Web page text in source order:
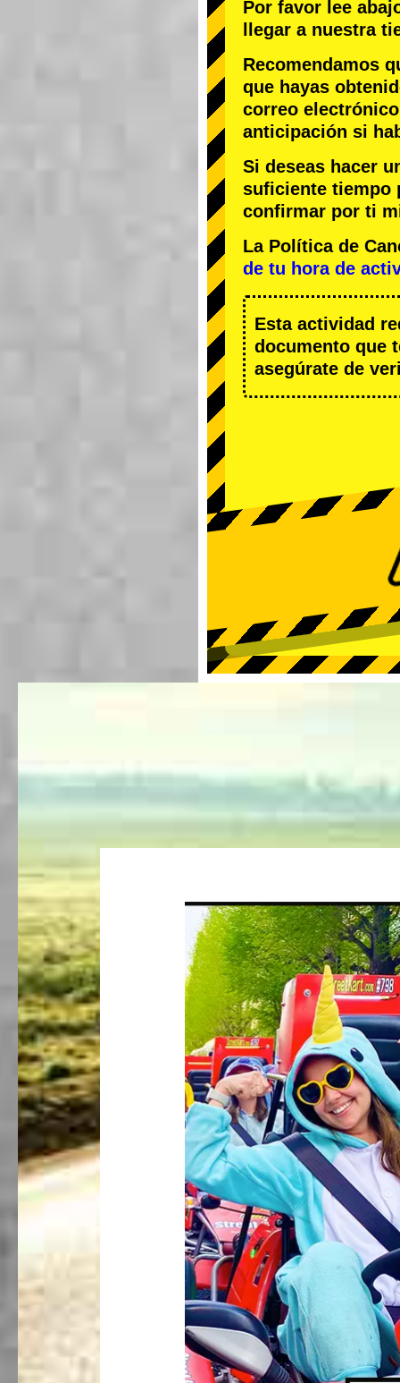
Por favor lee
llegar a nuestra
Recomendamos
que hayas
correo
anticipación si
Si deseas hacer
suficiente tiempo
confirmar por ti
La Política de
de tu hora de
Esta actividad
documento que
asegúrate de